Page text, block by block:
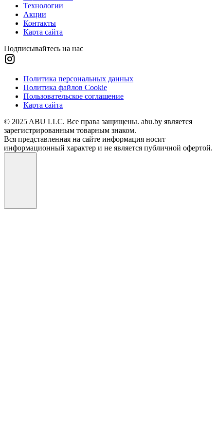
Технологии
Акции
Контакты
Карта сайта
Подписывайтесь на нас
Политика персональных данных
Политика файлов Cookie
Пользовательское соглашение
Карта сайта
© 2025 ABU LLC. Все права защищены. abu.by является
зарегистрированным товарным знаком.
Вся представленная на сайте информация носит
информационный характер и не является публичной офертой.